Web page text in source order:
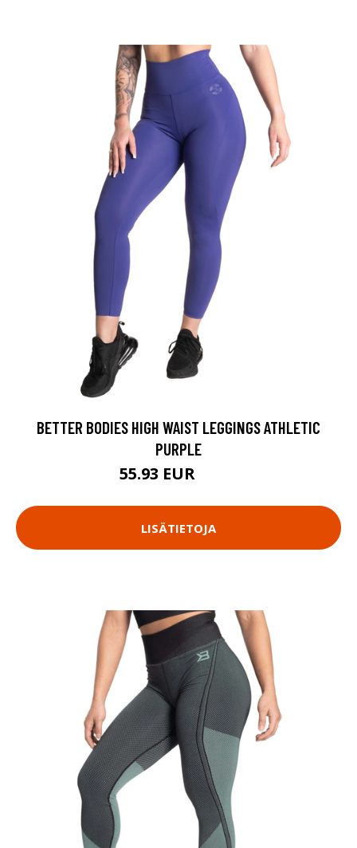
BETTER BODIES HIGH WAIST LEGGINGS ATHLETIC
PURPLE
55.93 EUR
LISÄTIETOJA